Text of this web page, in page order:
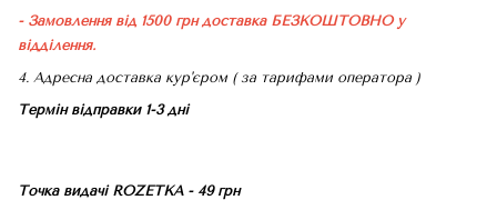
- Замовлення від 1500 грн доставка БЕЗКОШТОВНО у
відділення.
4. Адресна доставка кур'єром ( за тарифами оператора )
Термін відправки 1-3 дні
Точка видачі ROZETKA - 49 грн